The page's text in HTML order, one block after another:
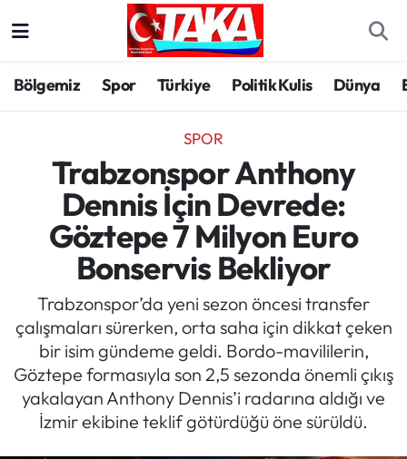
Bölgemiz Spor Türkiye Politik Kulis Dünya
SPOR
Trabzonspor Anthony
Dennis İçin Devrede:
Göztepe 7 Milyon Euro
Bonservis Bekliyor
Trabzonspor’da yeni sezon öncesi transfer
çalışmaları sürerken, orta saha için dikkat çeken
bir isim gündeme geldi. Bordo-mavililerin,
Göztepe formasıyla son 2,5 sezonda önemli çıkış
yakalayan Anthony Dennis’i radarına aldığı ve
İzmir ekibine teklif götürdüğü öne sürüldü.
Spor
Türkiye
Kültür/Sanat
Politika
Politik Kulis
Dünya
Magazin
Trabzon Hava Durumu
Trabzon Trafik Yoğunluk Haritası
Süper Lig Puan Durumu ve Fikstür
Tüm Manşetler
Son Dakika Haberleri
Haber Arşivi